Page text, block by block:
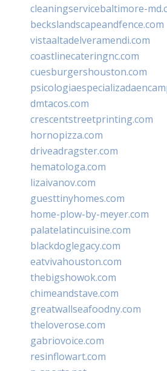
cleaningservicebaltimore-
beckslandscapeandfence.com
vistaaltadelveramendi.com
coastlinecateringnc.com
cuesburgershouston.com
dmtacos.com
crescentstreetprinting.com
hornopizza.com
driveadragster.com
hematologa.com
lizaivanov.com
guesttinyhomes.com
home-plow-by-meyer.com
palatelatincuisine.com
blackdoglegacy.com
eatvivahouston.com
thebigshowok.com
chimeandstave.com
greatwallseafoodny.com
theloverose.com
gabriovoice.com
resinflowart.com